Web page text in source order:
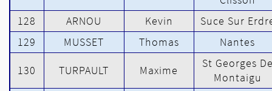
128
ARNOU Kevin
Suce Sur
129
MUSSET Thomas Nantes
130 TURPAULT Maxime
St Georges
Montaigu